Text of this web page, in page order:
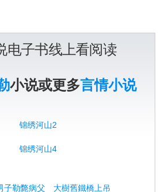
电子书线上看阅读
小说或更多言情小说
锦绣河山2
锦绣河山4
子勒斃病父 大樹舊鐵橋上吊